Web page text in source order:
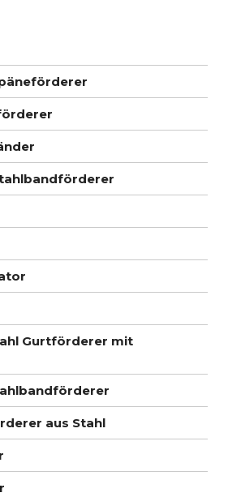
Gurtförderer mit
aus Stahl